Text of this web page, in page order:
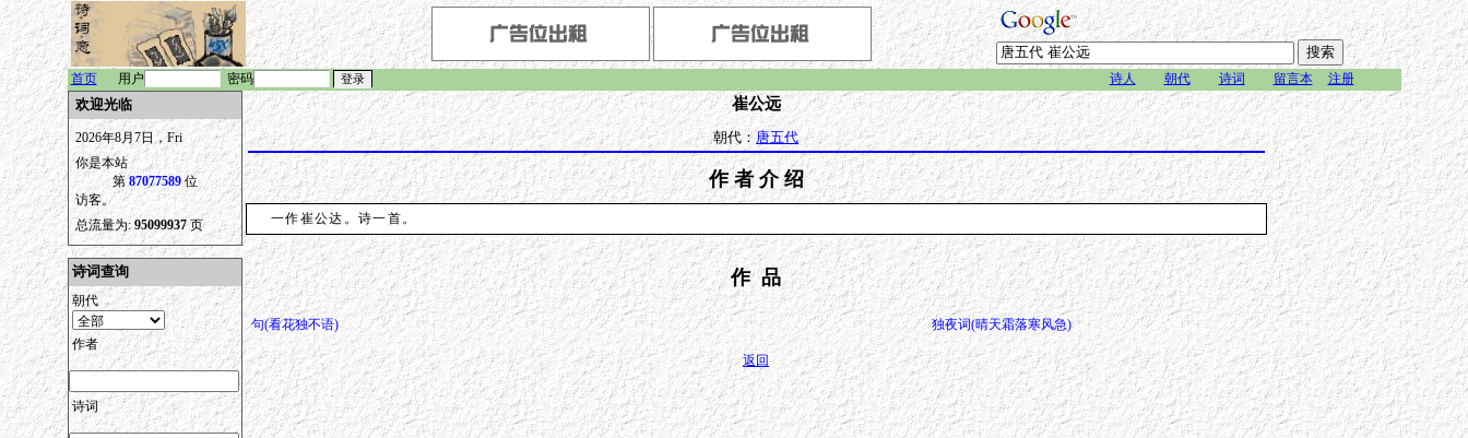
首页 用户 密码 诗人 朝代 诗词 留言本 注册
欢迎光临
2026年8月7日，Fri
你是本站
第87077589位
访客。
总流量为:95099937页
诗词查询
朝代
作者
诗词
崔公远
朝代：唐五代
作 者 介 绍
一作崔公达。诗一首。
作 品
句(看花独不语) 独夜词(晴天霜落寒风急)
返回